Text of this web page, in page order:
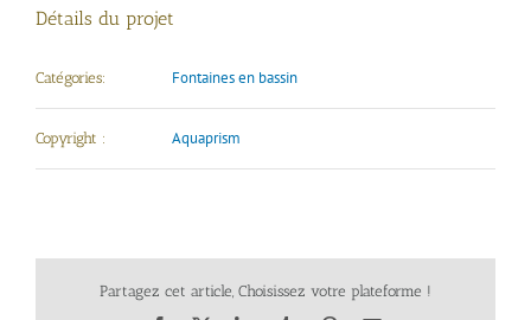
Détails du projet
Catégories: Fontaines en bassin
Copyright : Aquaprism
Partagez cet article, Choisissez votre plateforme !